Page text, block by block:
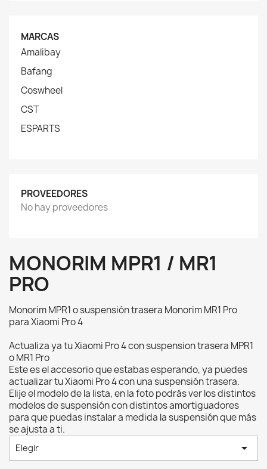
MARCAS
Amalibay
Bafang
Coswheel
CST
ESPARTS
PROVEEDORES
No hay proveedores
MONORIM MPR1 / MR1
PRO
Monorim MPR1 o suspensión trasera Monorim MR1 Pro
para Xiaomi Pro 4
Actualiza ya tu Xiaomi Pro 4 con suspension trasera MPR1
o MR1 Pro
Este es el accesorio que estabas esperando, ya puedes
actualizar tu Xiaomi Pro 4 con una suspensión trasera.
Elije el modelo de la lista, en la foto podrás ver los distintos
modelos de suspensión con distintos amortiguadores
para que puedas instalar a medida la suspensión que más
se ajusta a ti.
Elegir 